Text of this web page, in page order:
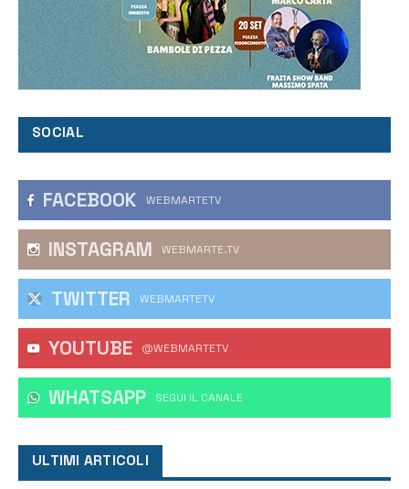
SOCIAL
FACEBOOK WEBMARTETV
INSTAGRAM WEBMARTE.TV
TWITTER WEBMARTETV
YOUTUBE @WEBMARTETV
WHATSAPP ‎SEGUI IL CANALE
ULTIMI ARTICOLI